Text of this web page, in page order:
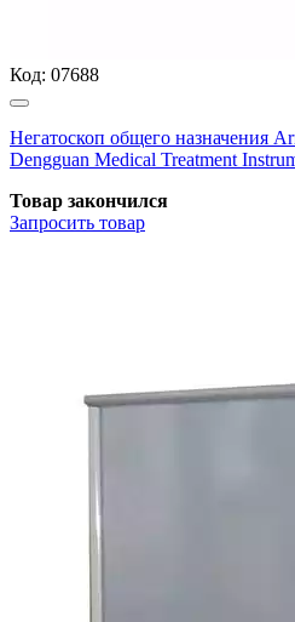
Код: 07688
Негатоскоп общего назначения
Dengguan Medical Treatment
Товар закончился
Запросить товар